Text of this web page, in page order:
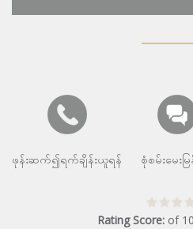
ဖုန်းဆက်၍ရက်ချိန်းယူရန် စုံစမ်းမေးမ
Rating Score: of 10